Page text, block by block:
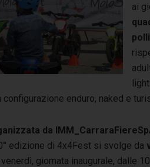
ai
configurazione enduro, naked e
da
edizione di 4x4Fest si svolge da
giornata inaugurale, dalle